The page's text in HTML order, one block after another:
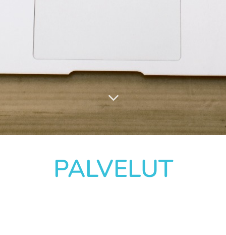
PALVELUT